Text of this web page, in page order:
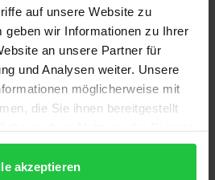
auf unsere Website zu
geben wir Informationen zu Ihrer
an unsere Partner für
und Analysen weiter. Unsere
möglicherweise mit
die Sie ihnen bereitgestellt
akzeptieren
Befugnisse der
Gefahr von
Wie dabei
rechtlich
ist bislang nicht geklärt.
gegen
(GWB) auf das